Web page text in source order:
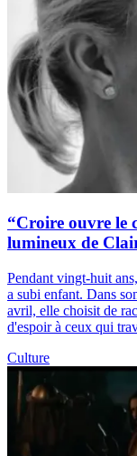
“Croire ouvre le
lumineux de
Pendant vingt-huit
a subi enfant. Dans
avril, elle choisit de
d'espoir à ceux qui
Culture